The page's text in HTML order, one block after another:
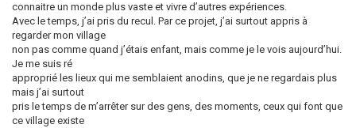
connaitre un monde plus vaste et vivre d’autres expériences.
Avec le temps, j’ai pris du recul. Par ce projet, j’ai surtout appris à
regarder mon village
non pas comme quand j’étais enfant, mais comme je le vois aujourd’hui.
Je me suis ré
approprié les lieux qui me semblaient anodins, que je ne regardais plus
mais j’ai surtout
pris le temps de m’arrêter sur des gens, des moments, ceux qui font que
ce village existe